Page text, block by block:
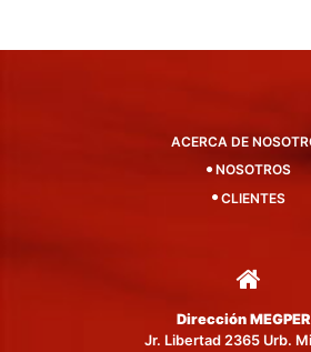
ACERCA DE
NOSOTROS
CLIENTES
Dirección
Jr. Libertad 2365 Urb.